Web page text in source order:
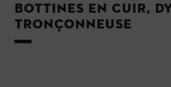
Bottines en cuir,
tronçonneuse